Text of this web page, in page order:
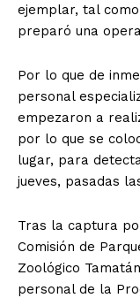
ejemplar, tal
preparó una
Por lo que de
personal
empezaron a
por lo que se
lugar, para
jueves, pasadas
Tras la captura
Comisión de
Zoológico
personal de la